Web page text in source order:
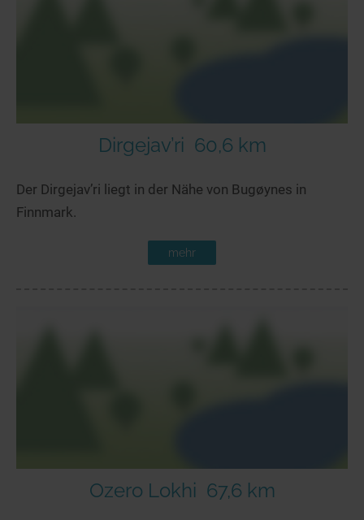
Dirgejav’ri 60,6 km
Der Dirgejav’ri liegt in der Nähe von Bugøynes in
Finnmark.
mehr
Ozero Lokhi 67,6 km